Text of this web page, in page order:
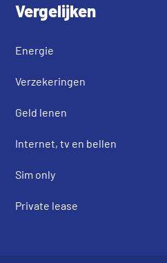
Vergelijken
Energie
Verzekeringen
Geld lenen
Internet, tv en bellen
Sim only
Private lease